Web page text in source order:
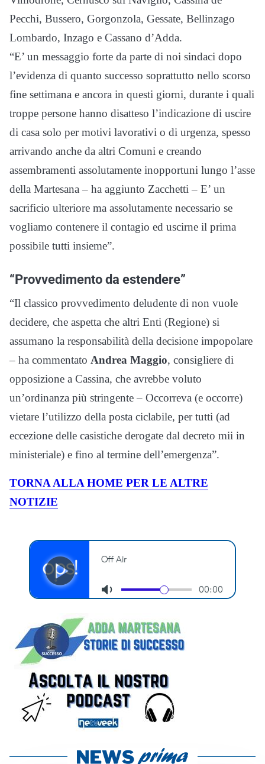
Pecchi, Bussero, Gorgonzola, Gessate, Bellinzago
Lombardo, Inzago e Cassano d’Adda.
“E’ un messaggio forte da parte di noi sindaci dopo
l’evidenza di quanto successo soprattutto nello scorso
fine settimana e ancora in questi giorni, durante i quali
troppe persone hanno disatteso l’indicazione di uscire
di casa solo per motivi lavorativi o di urgenza, spesso
arrivando anche da altri Comuni e creando
assembramenti assolutamente inopportuni lungo l’asse
della Martesana – ha aggiunto Zacchetti – E’ un
sacrificio ulteriore ma assolutamente necessario se
vogliamo contenere il contagio ed uscirne il prima
possibile tutti insieme”.
“Provvedimento da estendere”
“Il classico provvedimento deludente di non vuole
decidere, che aspetta che altri Enti (Regione) si
assumano la responsabilità della decisione impopolare
– ha commentato Andrea Maggio, consigliere di
opposizione a Cassina, che avrebbe voluto
un’ordinanza più stringente – Occorreva (e occorre)
vietare l’utilizzo della posta ciclabile, per tutti (ad
eccezione delle casistiche derogate dal decreto mii in
ministeriale) e fino al termine dell’emergenza”.
TORNA ALLA HOME PER LE ALTRE
NOTIZIE